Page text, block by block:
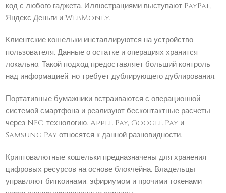
код с любого гаджета. Иллюстрациями выступают PayPal,
Яндекс Деньги и WebMoney.
Клиентские кошельки инсталлируются на устройство
пользователя. Данные о остатке и операциях хранится
локально. Такой подход предоставляет больший контроль
над информацией, но требует дублирующего дублирования.
Портативные бумажники встраиваются с операционной
системой смартфона и реализуют бесконтактные расчеты
через NFC-технологию. Apple Pay, Google Pay и
Samsung Pay относятся к данной разновидности.
Криптовалютные кошельки предназначены для хранения
цифровых ресурсов на основе блокчейна. Владельцы
управляют биткоинами, эфириумом и прочими токенами